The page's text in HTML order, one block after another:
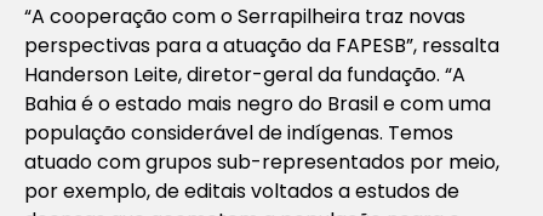
“A cooperação com o Serrapilheira traz novas
perspectivas para a atuação da FAPESB”, ressalta
Handerson Leite, diretor-geral da fundação. “A
Bahia é o estado mais negro do Brasil e com uma
população considerável de indígenas. Temos
atuado com grupos sub-representados por meio,
por exemplo, de editais voltados a estudos de